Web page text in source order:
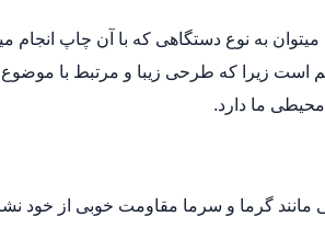
به نوع دستگاهی که با آن چاپ انجام
است زیرا که طرحی زیبا و مرتبط با
محیطی ما دارد.
مانند گرما و سرما مقاومت خوبی از خود